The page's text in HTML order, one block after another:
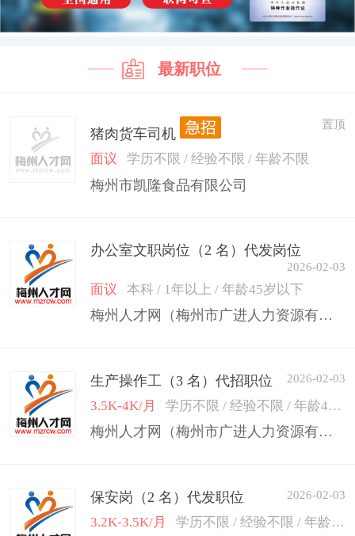
最新职位
猪肉货车司机
置顶
面议 学历不限 / 经验不限 / 年龄不限
梅州市凯隆食品有限公司
办公室文职岗位（2 名）代发岗位
2026-02-03
面议 本科 / 1年以上 / 年龄45岁以下
梅州人才网（梅州市广进人力资源有限公司）
生产操作工（3 名）代招职位 2026-02-03
3.5K-4K/月 学历不限 / 经验不限 / 年龄45岁以下
梅州人才网（梅州市广进人力资源有限公司）
保安岗（2 名）代发职位 2026-02-03
3.2K-3.5K/月 学历不限 / 经验不限 / 年龄50岁以下